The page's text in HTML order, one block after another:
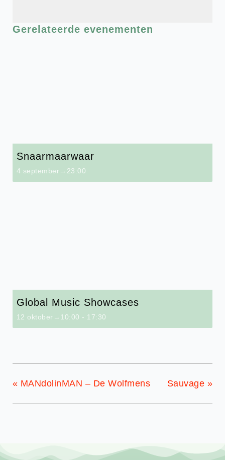
Gerelateerde evenementen
Snaarmaarwaar
4 september→23:00
Global Music Showcases
12 oktober→10:00 - 17:30
« MANdolinMAN – De Wolfmens Sauvage »